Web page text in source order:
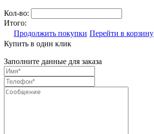
Кол-во:
Итого:
Продолжить покупки Перейти в корзину
Купить в один клик
Заполните данные для заказа